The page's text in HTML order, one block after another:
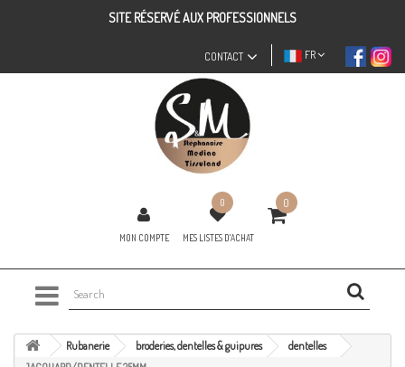
SITE RÉSERVÉ AUX PROFESSIONNELS
FR
CONTACT
MON COMPTE
0
MES LISTES D'ACHAT
0
Rubanerie broderies, dentelles & guipures
dentelles